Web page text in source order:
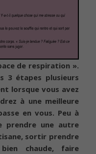
de respiration ».
3 étapes plusieurs
lorsque vous avez
à une meilleure
en vous. Peu à
prendre une autre
sortir prendre
chaude, faire